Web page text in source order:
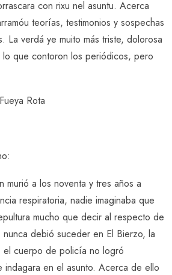
con rixu nel asuntu. Acerca
teorías, testimonios y sospechas
La verdá ye muito más triste, dolorosa
que contoron los periódicos, pero
Rota
murió a los noventa y tres años a
respiratoria, nadie imaginaba que
mucho que decir al respecto de
debió suceder en El Bierzo, la
el cuerpo de policía no logró
indagara en el asunto. Acerca de ello